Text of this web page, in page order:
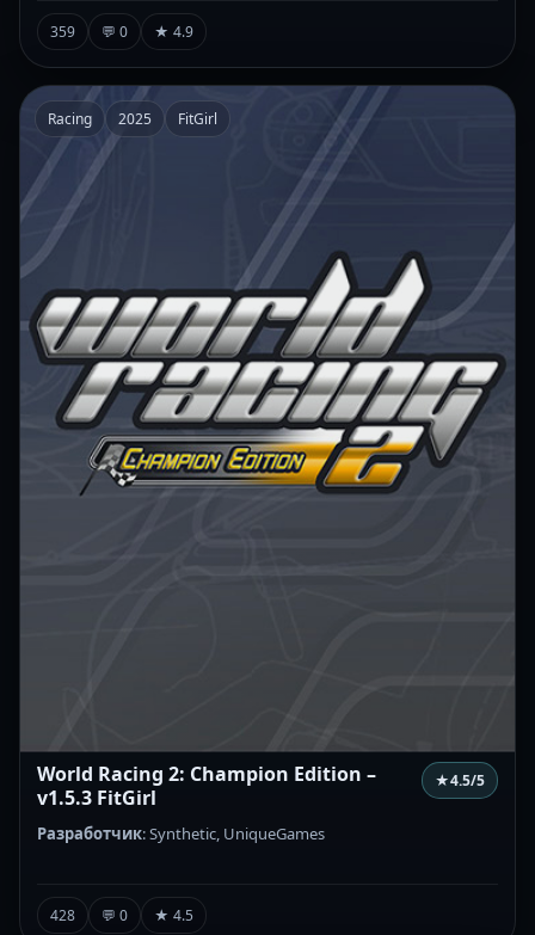
359 💬 0 ★ 4.9
Racing 2025 FitGirl
World Racing 2: Champion Edition –
v1.5.3 FitGirl
★4.5/5
Разработчик: Synthetic, UniqueGames
428 💬 0 ★ 4.5